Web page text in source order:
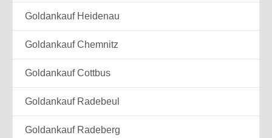
Goldankauf Heidenau
Goldankauf Chemnitz
Goldankauf Cottbus
Goldankauf Radebeul
Goldankauf Radeberg